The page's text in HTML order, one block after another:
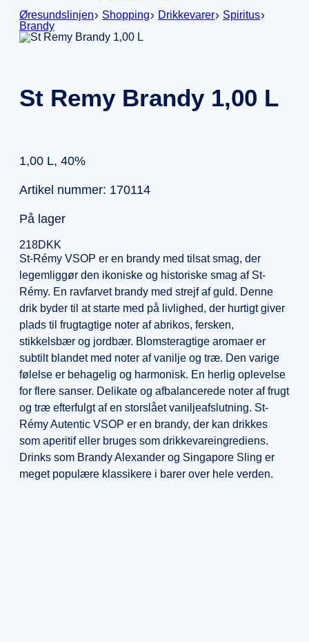
Øresundslinjen
Shopping Drikkevarer
Spiritus
Brandy
St Remy Brandy 1,00 L
1,00 L, 40%
Artikel nummer: 170114
På lager
218DKK
St-Rémy VSOP er en brandy med tilsat smag, der
legemliggør den ikoniske og historiske smag af St-
Rémy. En ravfarvet brandy med strejf af guld. Denne
drik byder til at starte med på livlighed, der hurtigt giver
plads til frugtagtige noter af abrikos, fersken,
stikkelsbær og jordbær. Blomsteragtige aromaer er
subtilt blandet med noter af vanilje og træ. Den varige
følelse er behagelig og harmonisk. En herlig oplevelse
for flere sanser. Delikate og afbalancerede noter af frugt
og træ efterfulgt af en storslået vaniljeafslutning. St-
Rémy Autentic VSOP er en brandy, der kan drikkes
som aperitif eller bruges som drikkevareingrediens.
Drinks som Brandy Alexander og Singapore Sling er
meget populære klassikere i barer over hele verden.